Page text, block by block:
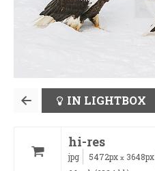
IN LIGHTBOX
hi-res
jpg 5472px x 3648px